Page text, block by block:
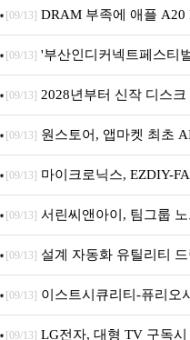
[09/13] DRAM 부족에 애플 A20
퍼 대기
[09/13] '부산인디커넥트페스티
개막... 22일간 진행
[09/13] 2028년부터 신작 디스
문 추가
[09/13] 원스토어, 앱마켓 최초
[09/13] 마이크로닉스, EZDIY-
시
[09/13] 서린씨앤아이, 팀그룹
5600MHz 16GB 출시
[09/13] 설계 자동화 유틸리티
무상 배포
[09/13] 이스트시큐리티-퓨리
세대 AI 보안 플랫폼 구축
[09/13] LG전자, 대형 TV 구독